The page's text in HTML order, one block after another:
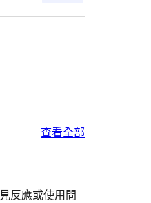
查看全部
反應或使用問